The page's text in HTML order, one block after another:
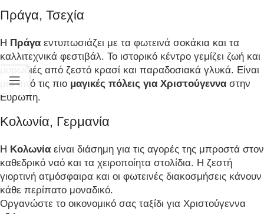
Πράγα, Τσεχία
Η Πράγα εντυπωσιάζει με τα φωτεινά σοκάκια και τα
καλλιτεχνικά φεστιβάλ. Το ιστορικό κέντρο γεμίζει ζωή και
μυρωδιές από ζεστό κρασί και παραδοσιακά γλυκά. Είναι
μια από τις πιο μαγικές πόλεις για Χριστούγεννα στην
Ευρώπη.
Κολωνία, Γερμανία
Η Κολωνία είναι διάσημη για τις αγορές της μπροστά στον
καθεδρικό ναό και τα χειροποίητα στολίδια. Η ζεστή
γιορτινή ατμόσφαιρα και οι φωτεινές διακοσμήσεις κάνουν
κάθε περίπατο μοναδικό.
Οργανώστε το οικονομικό σας ταξίδι για Χριστούγεννα